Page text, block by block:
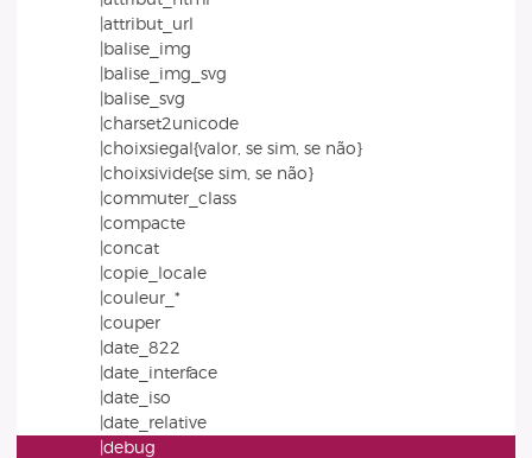
|attribut_url
|balise_img
|balise_img_svg
|balise_svg
|charset2unicode
|choixsiegal{valor, se sim, se não}
|choixsivide{se sim, se não}
|commuter_class
|compacte
|concat
|copie_locale
|couleur_*
|couper
|date_822
|date_interface
|date_iso
|date_relative
|debug